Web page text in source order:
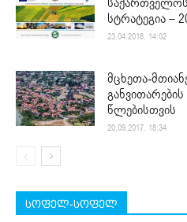
სტრატეგია –
23.04.2018. 14:02
მცხეთა-
წლებისთვის
20.09.2017. 18:34
სოფელ-სოფელ